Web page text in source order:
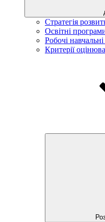
Стратегія
Освітні
Робочі
Критерії